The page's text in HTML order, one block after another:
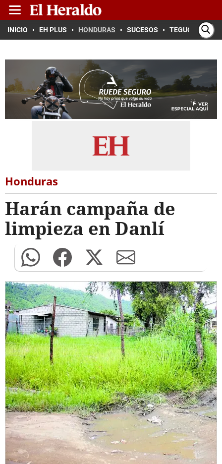
INICIO EH PLUS HONDURAS SUCESOS TEGUCIGALPA
Honduras
Harán campaña de
limpieza en Danlí